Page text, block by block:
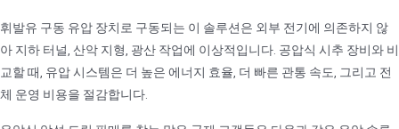
휘발유 구동 유압 장치로 구동되는 이 솔루션은 외부 전기에 의존하지 않
아 지하 터널, 산악 지형, 광산 작업에 이상적입니다. 공압식 시추 장비와 비
교할 때, 유압 시스템은 더 높은 에너지 효율, 더 빠른 관통 속도, 그리고 전
체 운영 비용을 절감합니다.